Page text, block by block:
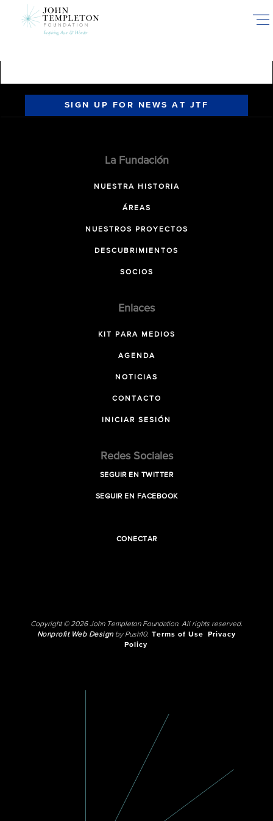
SIGN UP FOR NEWS AT JTF
La Fundación
NUESTRA HISTORIA
ÁREAS
NUESTROS PROYECTOS
DESCUBRIMIENTOS
SOCIOS
Enlaces
KIT PARA MEDIOS
AGENDA
NOTICIAS
CONTACTO
INICIAR SESIÓN
Redes Sociales
SEGUIR EN TWITTER
SEGUIR EN FACEBOOK
CONECTAR
Copyright © 2026 John Templeton Foundation. All rights reserved.
Nonprofit Web Designby Push10. Terms of Use
Privacy
Policy